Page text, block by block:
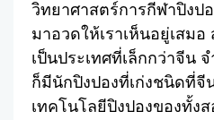
วิทยาศาสตร์การกีฬาปิงป
มาอวดให้เราเห็นอยู่เสม
เป็นประเทศที่เล็กกว่าจีน
ก็มีนักปิงปองที่เก่งชนิดที่
เทคโนโลยีปิงปองของทั้ง